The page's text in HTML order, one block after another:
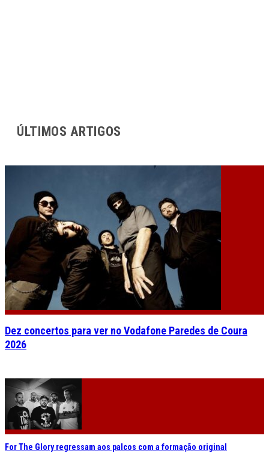
ÚLTIMOS ARTIGOS
Dez concertos para ver no Vodafone Paredes de Coura
2026
For The Glory regressam aos palcos com a formação original